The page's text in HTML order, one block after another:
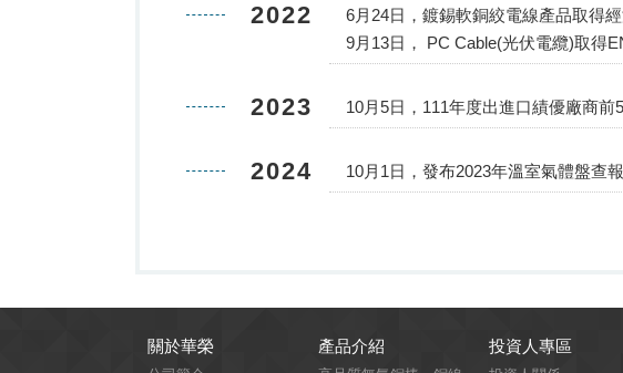
2022
6月24日，鍍錫軟銅絞電線產品取得
9月13日， PC Cable(光伏電纜)取得
2023 10月5日，111年度出進口績優廠商前
2024 10月1日，發布2023年溫室氣體盤查
關於華榮 產品介紹 投資人專區